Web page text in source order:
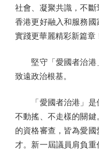
社會、凝聚共識，不
香港更好融入和服務國
實踐更華麗精彩新篇章
堅守「愛國者治港
致遠政治根基。
「愛國者治港」是保
不動搖、不走樣的關
的資格審查，皆為愛國
才。新一屆議員肩負